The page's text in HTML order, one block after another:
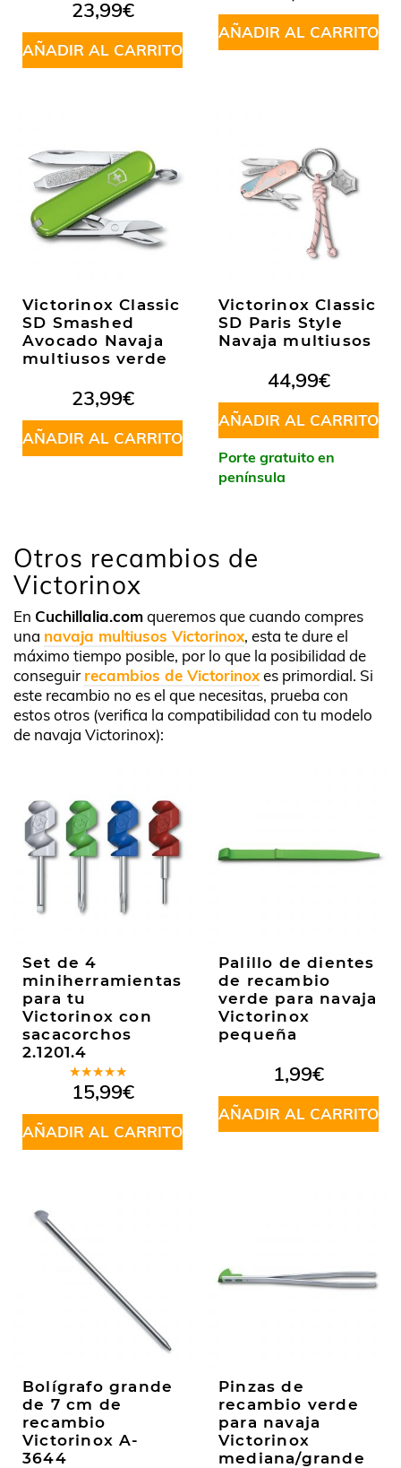
23,99€
AÑADIR AL CARRITO
AÑADIR AL CARRITO
Victorinox Classic
SD Smashed
Avocado Navaja
multiusos verde
23,99€
AÑADIR AL CARRITO
Victorinox Classic
SD Paris Style
Navaja multiusos
44,99€
AÑADIR AL CARRITO
Porte gratuito en
península
Otros recambios de
Victorinox
En Cuchillalia.comqueremos que cuando compres
una navaja multiusos Victorinox, esta te dure el
máximo tiempo posible, por lo que la posibilidad de
conseguir recambios de Victorinoxes primordial. Si
este recambio no es el que necesitas, prueba con
estos otros (verifica la compatibilidad con tu modelo
de navaja Victorinox):
Set de 4
miniherramientas
para tu
Victorinox con
sacacorchos
2.1201.4
Valorado
en5.00de
5
15,99€
AÑADIR AL CARRITO
Palillo de dientes
de recambio
verde para navaja
Victorinox
pequeña
1,99€
AÑADIR AL CARRITO
Bolígrafo grande
de 7 cm de
recambio
Victorinox A-
3644
Pinzas de
recambio verde
para navaja
Victorinox
mediana/grande